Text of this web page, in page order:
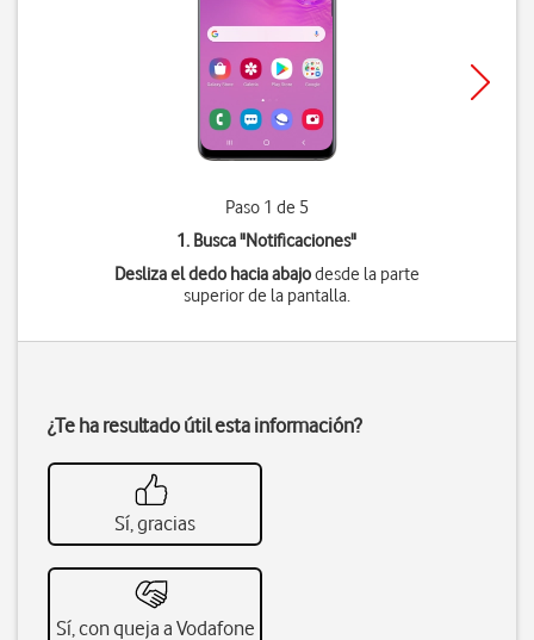
Paso 1 de 5
1. Busca "Notificaciones"
Desliza el dedo hacia abajodesde la parte
superior de la pantalla.
¿Te ha resultado útil esta información?
Sí, gracias
Sí, con queja a Vodafone